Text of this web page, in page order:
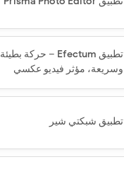
تطبيق Efectum – حركة بطيئة
وسريعة، مؤثر فيديو عكسي
تطبيق شبكتي شير